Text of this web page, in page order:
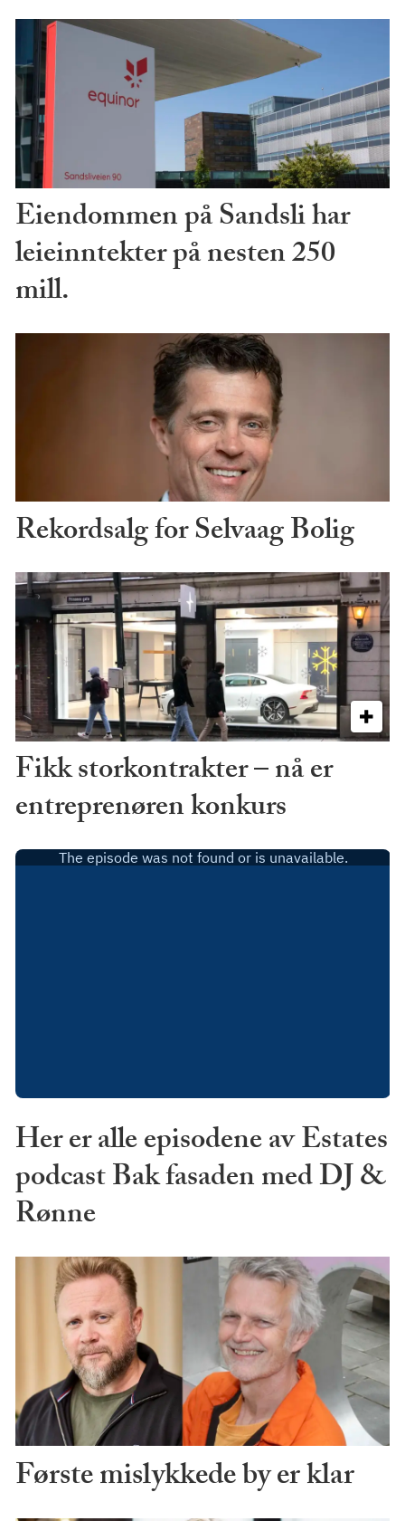
Eiendommen på Sandsli har
leieinntekter på nesten 250
mill.
Rekordsalg for Selvaag Bolig
Fikk storkontrakter – nå er
entreprenøren konkurs
Her er alle episodene av Estates
podcast Bak fasaden med DJ &
Rønne
Første mislykkede by er klar